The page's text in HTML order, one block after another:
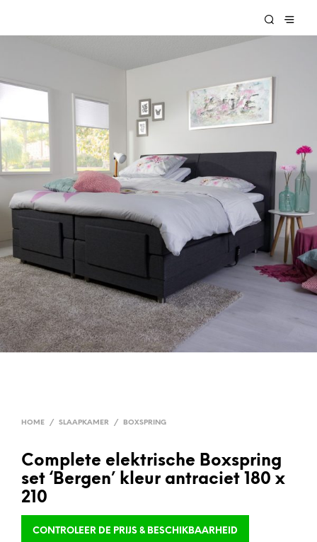
HOME / SLAAPKAMER / BOXSPRING
Complete elektrische Boxspring
set ‘Bergen’ kleur antraciet 180 x
210
CONTROLEER DE PRIJS & BESCHIKBAARHEID